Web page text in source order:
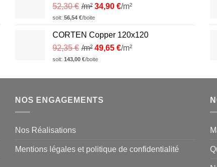
52,30€ /m² 34,90 €/m²
soit: 56,54 €/boite
CORTEN Copper 120x120
92,35€ /m² 49,65 €/m²
soit: 143,00 €/boite
NOS ENGAGEMENTS
Nos Réalisations
Mentions légales et politique de confidentialité